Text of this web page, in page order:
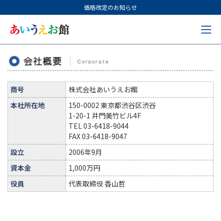
価格改定のお知らせ
商号
株式会社あいうえお館
本社所在地
150-0002 東京都渋谷区渋谷
1-20-1 井門美竹ビル4F
TEL 03-6418-9044
FAX 03-6418-9047
設立
2006年9月
資本金
1,000万円
役員
代表取締役 香山哲